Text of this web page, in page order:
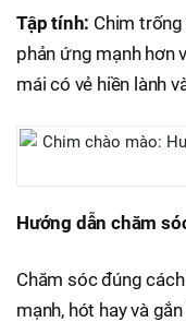
Tập tính: Chim
phản ứng mạnh hơn
mái có vẻ hiền lành
Hướng dẫn chăm
Chăm sóc đúng
mạnh, hót hay và